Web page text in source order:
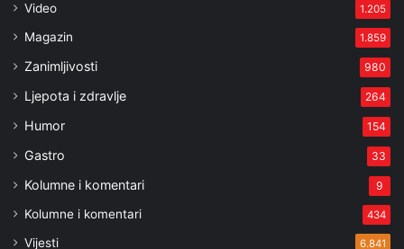
Video 1.205
Magazin 1.859
Zanimljivosti 980
Ljepota i zdravlje 264
Humor 154
Gastro 33
Kolumne i komentari 9
Kolumne i komentari 434
Vijesti 6.841